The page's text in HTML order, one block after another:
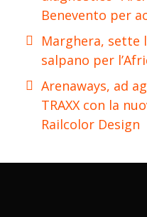
Benevento per
Marghera, sette
salpano per
Arenaways, ad
TRAXX con la
Railcolor Design